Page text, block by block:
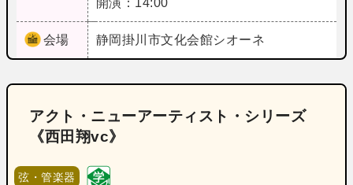
会場 静岡掛川市文化会館シオーネ
アクト・ニューアーティスト・シリーズ
《西田翔vc》
弦・管楽器